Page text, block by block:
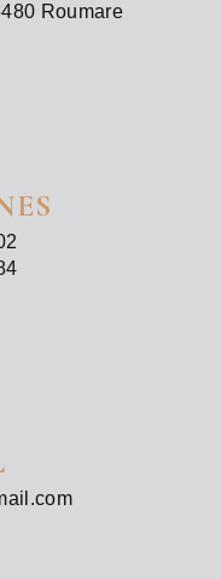
Roumare